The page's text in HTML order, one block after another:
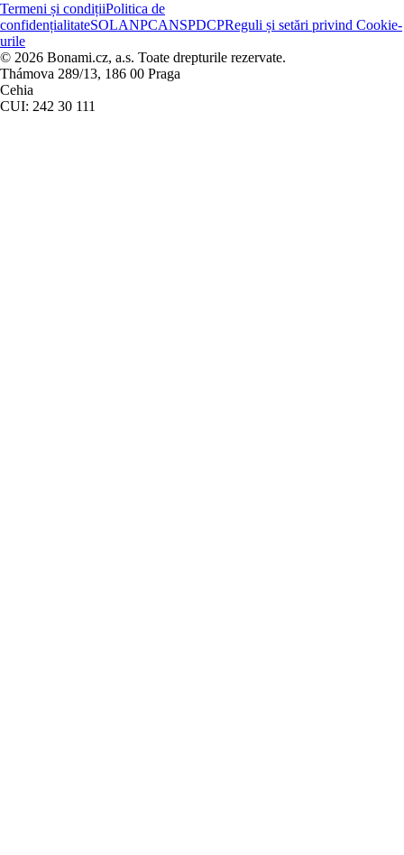
Termeni și condițiiPolitica de
confidențialitateSOLANPCANSPDCPReguli și setări privind Cookie-
urile
© 2026 Bonami.cz, a.s. Toate drepturile rezervate.
Thámova 289/13, 186 00 Praga
Cehia
CUI: 242 30 111